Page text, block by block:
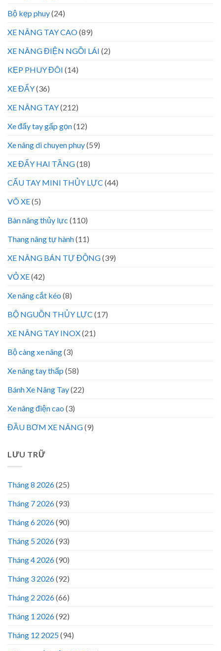
Bộ kẹp phuy(24)
XE NÂNG TAY CAO(89)
XE NÂNG ĐIỆN NGỒI LÁI (2)
KẸP PHUY ĐÔI (14)
XE ĐẨY(36)
XE NÂNG TAY(212)
Xe đẩy tay gấp gọn(12)
Xe nâng di chuyen phuy(59)
XE ĐẨY HAI TẦNG(18)
CẨU TAY MINI THỦY LỰC (44)
VÕ XE(5)
Bàn nâng thủy lực (110)
Thang nâng tự hành(11)
XE NÂNG BÁN TỰ ĐỘNG(39)
VỎ XE(42)
Xe nâng cắt kéo (8)
BỘ NGUỒN THỦY LỰC (17)
XE NÂNG TAY INOX(21)
Bộ càng xe nâng(3)
Xe nâng tay thấp (58)
Bánh Xe Nâng Tay(22)
Xe nâng điện cao (3)
ĐẦU BƠM XE NÂNG(9)
LƯU TRỮ
Tháng 8 2026(25)
Tháng 7 2026(93)
Tháng 6 2026(90)
Tháng 5 2026(93)
Tháng 4 2026(90)
Tháng 3 2026(92)
Tháng 2 2026(66)
Tháng 1 2026(92)
Tháng 12 2025(94)